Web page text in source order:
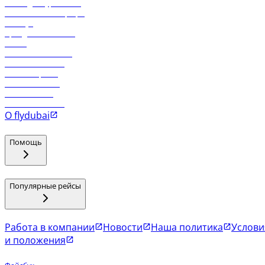
О flydubai
Помощь
Популярные рейсы
Работа в компании Новости Наша политика
и положения